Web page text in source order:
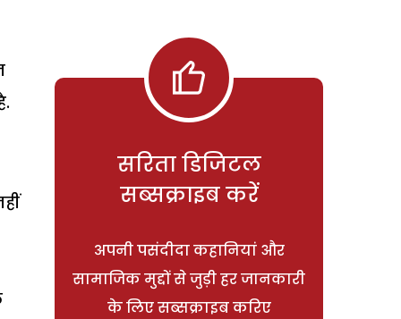
सरिता डिजिटल
सब्सक्राइब करें
अपनी पसंदीदा कहानियां और
सामाजिक मुद्दों से जुड़ी हर जानकारी
के लिए सब्सक्राइब करिए